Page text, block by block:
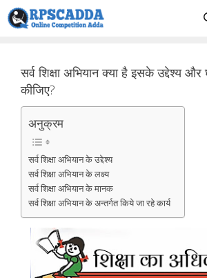
Skip
to
सर्व शिक्षा अभियान क्या है इसके उद्देश्य
कीजिए?
अनुक्रम
सर्व शिक्षा अभियान के उद्देश्य
सर्व शिक्षा अभियान के लक्ष्य
सर्व शिक्षा अभियान के मानक
सर्व शिक्षा अभियान के अन्तर्गत किये जा रहे कार्य